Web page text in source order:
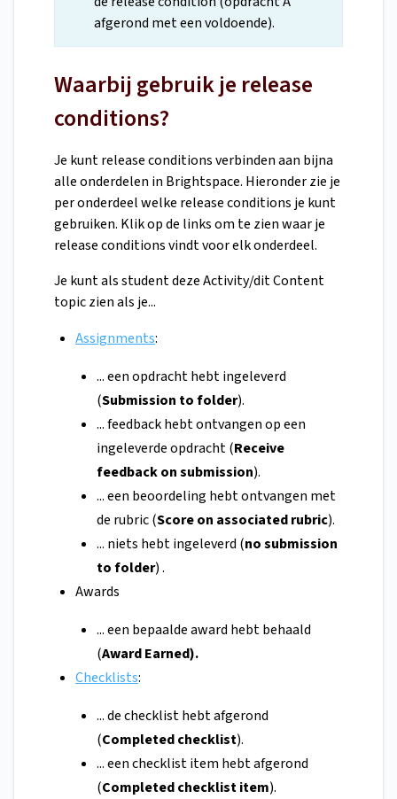
afgerond met een voldoende).
Waarbij gebruik je release
conditions?
Je kunt release conditions verbinden aan bijna
alle onderdelen in Brightspace. Hieronder zie je
per onderdeel welke release conditions je kunt
gebruiken. Klik op de links om te zien waar je
release conditions vindt voor elk onderdeel.
Je kunt als student deze Activity/dit Content
topic zien als je...
Assignments:
... een opdracht hebt ingeleverd
(Submission to folder).
... feedback hebt ontvangen op een
ingeleverde opdracht (Receive
feedback on submission).
... een beoordeling hebt ontvangen met
de rubric (Score on associated rubric).
... niets hebt ingeleverd (no submission
to folder) .
Awards
... een bepaalde award hebt behaald
(Award Earned).
Checklists:
... de checklist hebt afgerond
(Completed checklist).
... een checklist item hebt afgerond
(Completed checklist item).